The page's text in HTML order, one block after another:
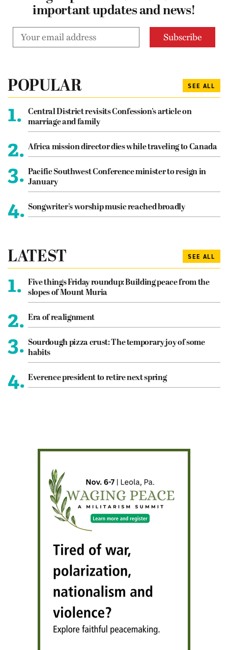
important updates and news!
POPULAR SEE ALL
1.
Central District revisits Confession’s article on
marriage and family
2. Africa mission director dies while traveling to Canada
3. Pacific Southwest Conference minister to resign in
January
4. Songwriter’s worship music reached broadly
LATEST SEE ALL
1.
Five things Friday roundup: Building peace from the
slopes of Mount Muria
2. Era of realignment
3. Sourdough pizza crust: The temporary joy of some
habits
4. Everence president to retire next spring